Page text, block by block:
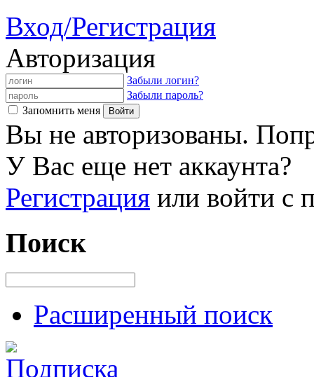
Вход/Регистрация
Авторизация
Забыли логин?
Забыли пароль?
Запомнить меня
Вы не авторизованы.
У Вас еще нет аккаунта?
Регистрация или войти с
Поиск
Расширенный поиск